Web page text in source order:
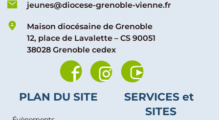
jeunes@diocese-grenoble-vienne.fr
Maison diocésaine de Grenoble
12, place de Lavalette – CS 90051
38028 Grenoble cedex
PLAN DU SITE
SERVICES et
SITES